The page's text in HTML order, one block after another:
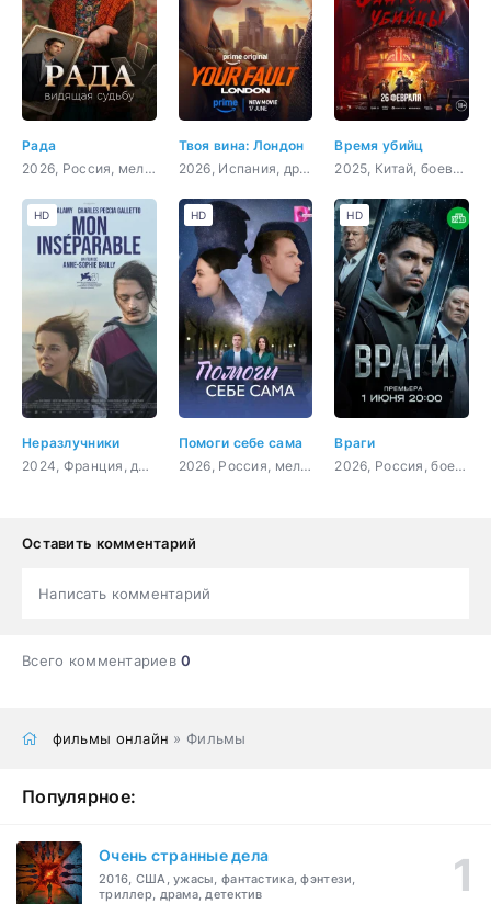
Рада
2026, Россия, мелодрама, детектив, криминал
Твоя вина: Лондон
2026, Испания, драма
Время убийц
2025, Китай, боевик, драма, военный, история
Неразлучники
2024, Франция, драма
HD
Помоги себе сама
2026, Россия, мелодрама
HD
Враги
2026, Россия, боевик, криминал
HD
Оставить комментарий
Написать комментарий
Всего комментариев0
фильмы онлайн » Фильмы
Популярное:
Очень странные дела
2016, США, ужасы, фантастика, фэнтези,
триллер, драма, детектив